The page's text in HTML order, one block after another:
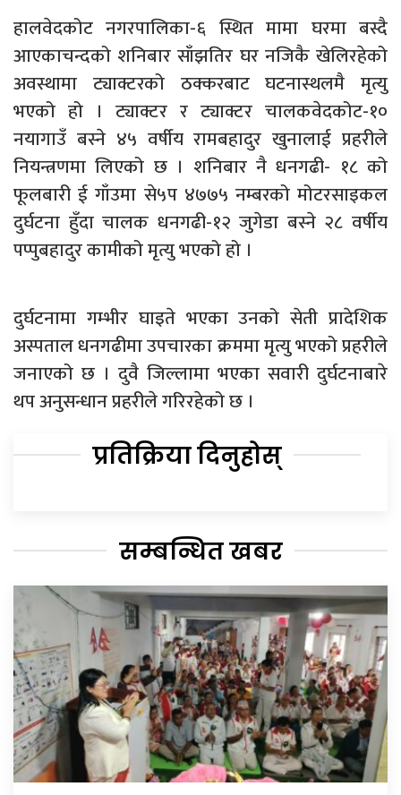
हालवेदकोट नगरपालिका-६ स्थित मामा घरमा बस्दै
आएकाचन्दको शनिबार साँझतिर घर नजिकै खेलिरहेको
अवस्थामा ट्याक्टरको ठक्करबाट घटनास्थलमै मृत्यु
भएको हो । ट्याक्टर र ट्याक्टर चालकवेदकोट-१०
नयागाउँ बस्ने ४५ वर्षीय रामबहादुर खुनालाई प्रहरीले
नियन्त्रणमा लिएको छ । शनिबार नै धनगढी- १८ को
फूलबारी ई गाँउमा से५प ४७७५ नम्बरको मोटरसाइकल
दुर्घटना हुँदा चालक धनगढी-१२ जुगेडा बस्ने २८ वर्षीय
पप्पुबहादुर कामीको मृत्यु भएको हो ।
दुर्घटनामा गम्भीर घाइते भएका उनको सेती प्रादेशिक
अस्पताल धनगढीमा उपचारका क्रममा मृत्यु भएको प्रहरीले
जनाएको छ । दुवै जिल्लामा भएका सवारी दुर्घटनाबारे
थप अनुसन्धान प्रहरीले गरिरहेको छ ।
प्रतिक्रिया दिनुहोस्
सम्बन्धित खबर